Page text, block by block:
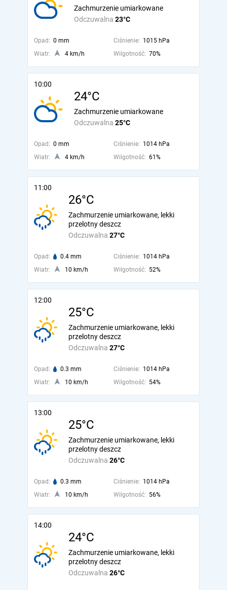
Odczuwalna 23°C
Zachmurzenie umiarkowane
Opad: 0 mm Ciśnienie: 1015 hPa
Wiatr:
4 km/h Wilgotność: 70%
10:00
24°C
Odczuwalna 25°C
Zachmurzenie umiarkowane
Opad: 0 mm Ciśnienie: 1014 hPa
Wiatr:
4 km/h Wilgotność: 61%
11:00
26°C
Odczuwalna 27°C
Zachmurzenie umiarkowane, lekki
przelotny deszcz
Opad: 0.4 mm Ciśnienie: 1014 hPa
Wiatr:
10 km/h Wilgotność: 52%
12:00
25°C
Odczuwalna 27°C
Zachmurzenie umiarkowane, lekki
przelotny deszcz
Opad: 0.3 mm Ciśnienie: 1014 hPa
Wiatr:
10 km/h Wilgotność: 54%
13:00
25°C
Odczuwalna 26°C
Zachmurzenie umiarkowane, lekki
przelotny deszcz
Opad: 0.3 mm Ciśnienie: 1014 hPa
Wiatr:
10 km/h Wilgotność: 56%
14:00
24°C
Odczuwalna 26°C
Zachmurzenie umiarkowane, lekki
przelotny deszcz